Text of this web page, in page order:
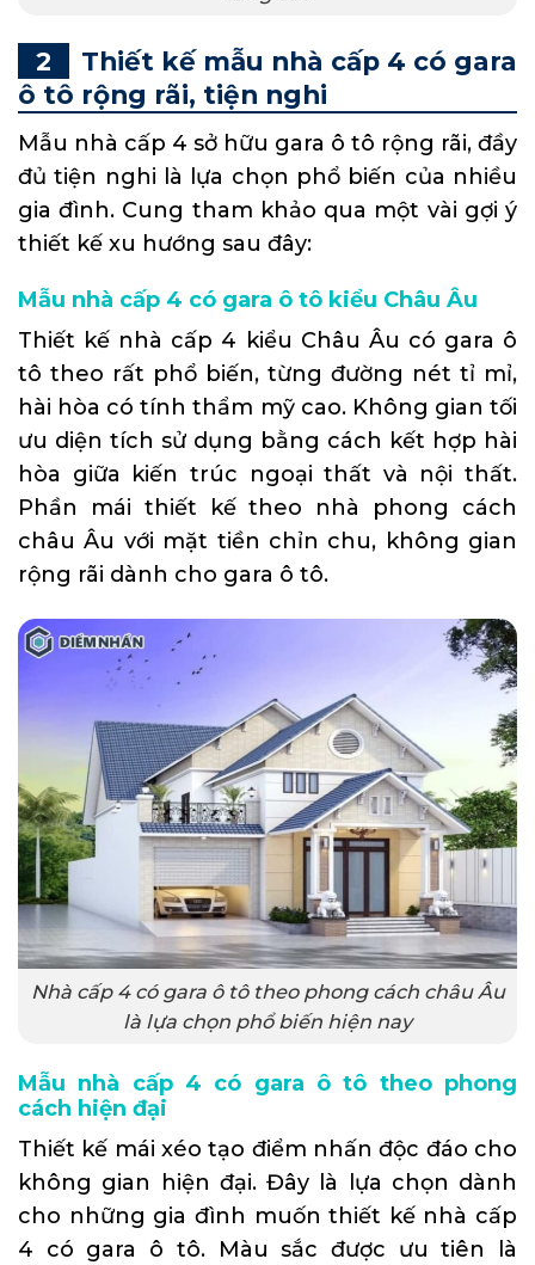
Thiết kế mẫu nhà cấp 4 có gara
ô tô rộng rãi, tiện nghi
Mẫu nhà cấp 4 sở hữu gara ô tô rộng rãi, đầy
đủ tiện nghi là lựa chọn phổ biến của nhiều
gia đình. Cung tham khảo qua một vài gợi ý
thiết kế xu hướng sau đây:
Mẫu nhà cấp 4 có gara ô tô kiểu Châu Âu
Thiết kế nhà cấp 4 kiểu Châu Âu có gara ô
tô theo rất phổ biến, từng đường nét tỉ mỉ,
hài hòa có tính thẩm mỹ cao. Không gian tối
ưu diện tích sử dụng bằng cách kết hợp hài
hòa giữa kiến trúc ngoại thất và nội thất.
Phần mái thiết kế theo nhà phong cách
châu Âu với mặt tiền chỉn chu, không gian
rộng rãi dành cho gara ô tô.
Nhà cấp 4 có gara ô tô theo phong cách châu Âu
là lựa chọn phổ biến hiện nay
Mẫu nhà cấp 4 có gara ô tô theo phong
cách hiện đại
Thiết kế mái xéo tạo điểm nhấn độc đáo cho
không gian hiện đại. Đây là lựa chọn dành
cho những gia đình muốn thiết kế nhà cấp
4 có gara ô tô. Màu sắc được ưu tiên là